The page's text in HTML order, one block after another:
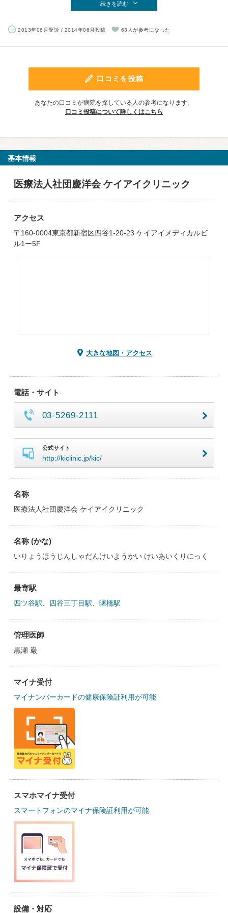
続きを読む
2013年06月受診 / 2014年06月投稿 63人が参考になった
口コミを投稿
あなたの口コミが病院を探している人の参考になります。
口コミ投稿について詳しくはこちら
基本情報
医療法人社団慶洋会 ケイアイクリニック
アクセス
〒160-0004東京都新宿区四谷1-20-23 ケイアイメディカルビ
ル1ー5F
大きな地図・アクセス
電話・サイト
03-5269-2111
公式サイト
http://kiclinic.jp/kic/
名称
医療法人社団慶洋会 ケイアイクリニック
名称 (かな)
いりょうほうじんしゃだんけいようかい けいあいくりにっく
最寄駅
四ツ谷駅 四谷三丁目駅 曙橋駅
管理医師
黒瀬 巌
マイナ受付
マイナンバーカードの健康保険証利用が可能
スマホマイナ受付
スマートフォンのマイナ保険証利用が可能
設備・対応